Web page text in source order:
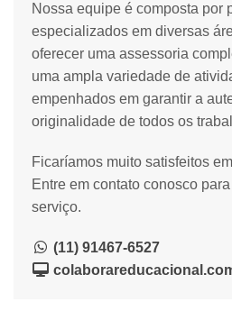
Nossa equipe é composta por
especializados em diversas
oferecer uma assessoria
uma ampla variedade de
empenhados em garantir a
originalidade de todos os
Ficaríamos muito satisfeitos
Entre em contato conosco
serviço.
(11) 91467-6527